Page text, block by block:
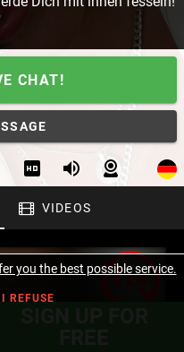
CHAT!
VIDEOS
you the best possible service.
I REFUSE